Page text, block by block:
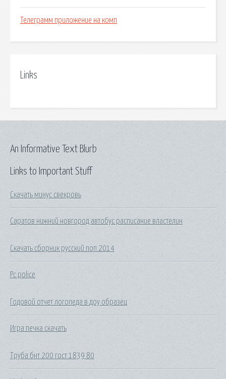
Телеграмм приложение на комп
Links
Links to Important Stuff
Скачать минус свекровь
Саратов нижний новгород автобус расписание властелин
Скачать сборник русский поп 2014
Pc police
Годовой отчет логопеда в доу образец
Игра печка скачать
Труба бнт 200 гост 1839 80
An Informative Text Blurb